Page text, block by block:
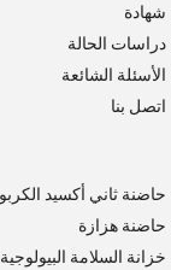
شهادة
دراسات الحالة
الأسئلة الشائعة
اتصل بنا
حاضنة ثاني أكسيد
حاضنة هزازة
خزانة السلامة البيولوجية